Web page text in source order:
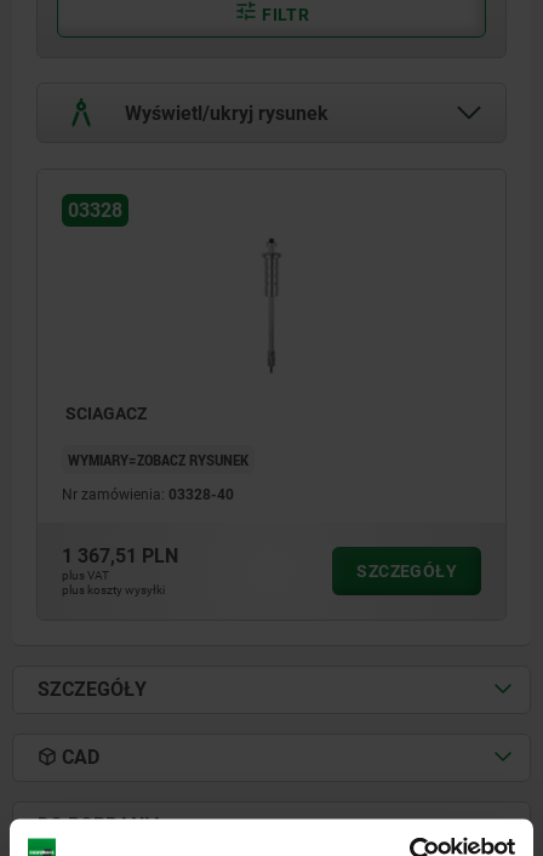
FILTR
Wyświetl/ukryj rysunek
1) Ogranicznik
03328
SCIAGACZ
WYMIARY=ZOBACZ RYSUNEK
Nr zamówienia: 03328-40
1 367,51 PLN
plus VAT
plus koszty wysyłki
SZCZEGÓŁY
SZCZEGÓŁY
CAD
DO POBRANIA